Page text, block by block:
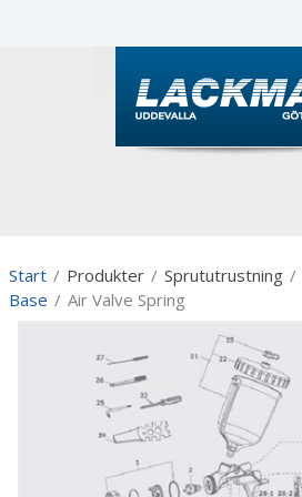
Start / Produkter / Sprututrustning /
Base / Air Valve Spring